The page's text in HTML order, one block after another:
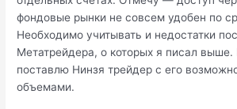
фондовые рынки не совсем удобен по
Необходимо учитывать и недостатки
Метатрейдера, о которых я писал
поставлю Нинзя трейдер с его
объемами.